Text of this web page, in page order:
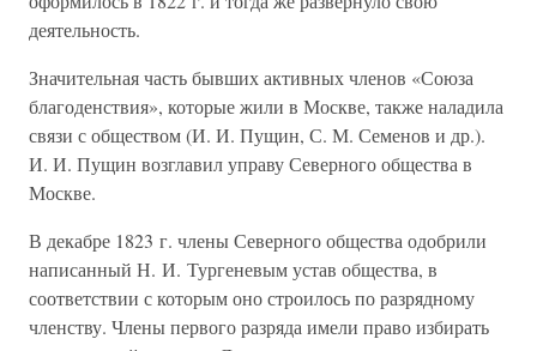
деятельность.
Значительная часть бывших активных членов «Союза
благоденствия», которые жили в Москве, также наладила
связи с обществом (И. И. Пущин, С. М. Семенов и др.).
И. И. Пущин возглавил управу Северного общества в
Москве.
В декабре 1823 г. члены Северного общества одобрили
написанный Н. И. Тургеневым устав общества, в
соответствии с которым оно строилось по разрядному
членству. Члены первого разряда имели право избирать